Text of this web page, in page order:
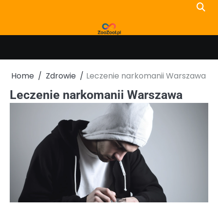
Home Zdrowie Leczenie narkomanii Warszawa
Leczenie narkomanii Warszawa